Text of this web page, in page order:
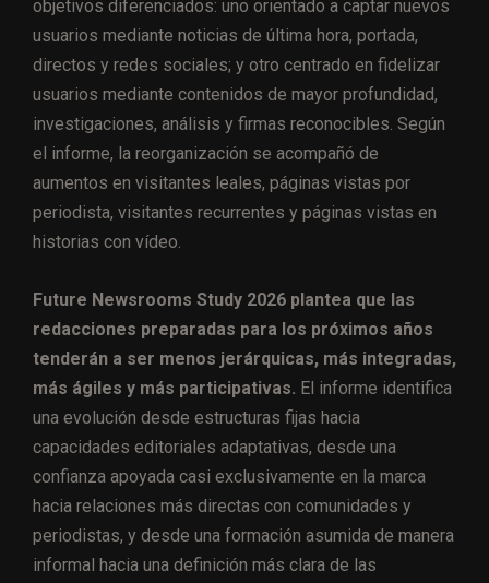
objetivos diferenciados: uno orientado a captar nuevos
usuarios mediante noticias de última hora, portada,
directos y redes sociales; y otro centrado en fidelizar
usuarios mediante contenidos de mayor profundidad,
investigaciones, análisis y firmas reconocibles. Según
el informe, la reorganización se acompañó de
aumentos en visitantes leales, páginas vistas por
periodista, visitantes recurrentes y páginas vistas en
historias con vídeo.
Future Newsrooms Study 2026 plantea que las
redacciones preparadas para los próximos años
tenderán a ser menos jerárquicas, más integradas,
más ágiles y más participativas. El informe identifica
una evolución desde estructuras fijas hacia
capacidades editoriales adaptativas, desde una
confianza apoyada casi exclusivamente en la marca
hacia relaciones más directas con comunidades y
periodistas, y desde una formación asumida de manera
informal hacia una definición más clara de las